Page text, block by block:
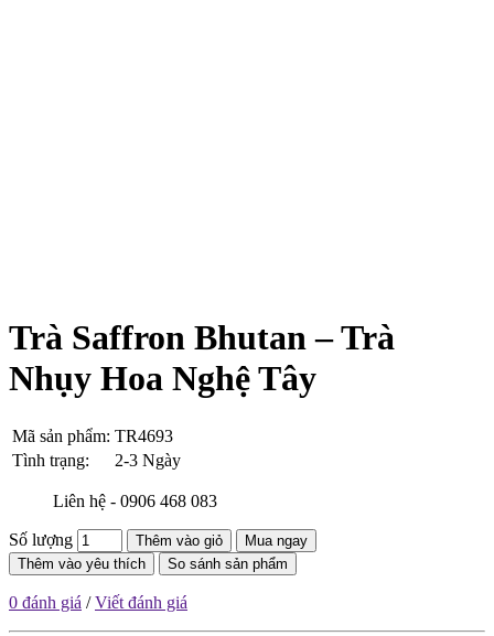
Trà Saffron Bhutan – Trà
Nhụy Hoa Nghệ Tây
Mã sản phẩm: TR4693
Tình trạng:
2-3 Ngày
Liên hệ - 0906 468 083
Số lượng Thêm vào giỏ
Mua ngay
Thêm vào yêu thích
So sánh sản phẩm
0 đánh giá /Viết đánh giá